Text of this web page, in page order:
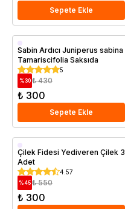
Sepete Ekle
Saksıda
Sabin Ardıcı Juniperus sabina
Tamariscifolia Saksıda
5
%30 ₺ 430
₺ 300
Sepete Ekle
Saksıda
Çilek Fidesi Yediveren Çilek 3
Adet
4.57
%45 ₺ 550
₺ 300